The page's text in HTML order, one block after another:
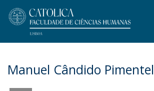
Manuel Cândido Pimentel